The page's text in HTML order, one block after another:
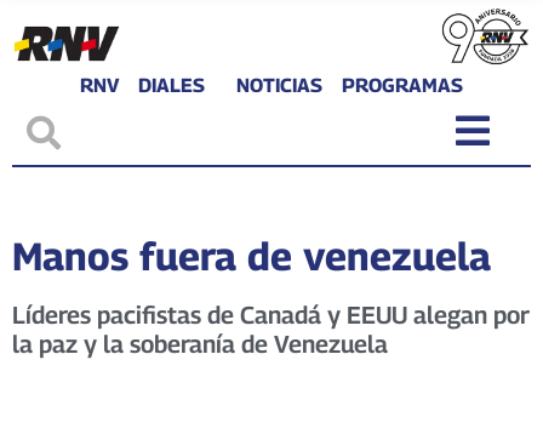
RNV DIALES NOTICIAS PROGRAMAS
Manos fuera de venezuela
Líderes pacifistas de Canadá y EEUU alegan por
la paz y la soberanía de Venezuela